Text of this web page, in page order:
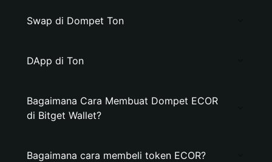
Swap di Dompet Ton
DApp di Ton
Bagaimana Cara Membuat Dompet ECOR
di Bitget Wallet?
Bagaimana cara membeli token ECOR?